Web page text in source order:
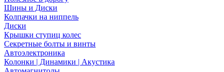
Шины и Диски
Колпачки на ниппель
Диски
Крышки ступиц колес
Секретные болты и винты
Автоэлектроника
Колонки | Динамики | Акустика